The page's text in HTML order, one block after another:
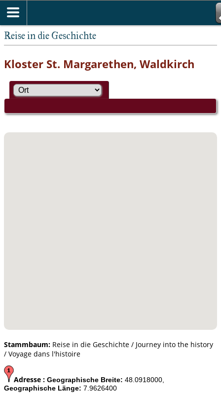
Reise in die Geschichte
Kloster St. Margarethen, Waldkirch
Stammbaum: Reise in die Geschichte / Journey into the history
/ Voyage dans l'histoire
Adresse : Geographische Breite: 48.0918000,
Geographische Länge: 7.9626400